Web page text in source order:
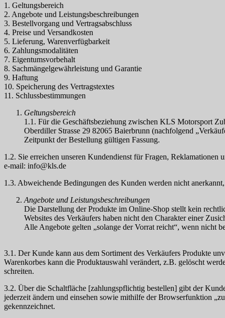
1. Geltungsbereich
2. Angebote und Leistungsbeschreibungen
3. Bestellvorgang und Vertragsabschluss
4. Preise und Versandkosten
5. Lieferung, Warenverfügbarkeit
6. Zahlungsmodalitäten
7. Eigentumsvorbehalt
8. Sachmängelgewährleistung und Garantie
9. Haftung
10. Speicherung des Vertragstextes
11. Schlussbestimmungen
Geltungsbereich
1.1. Für die Geschäftsbeziehung zwischen KLS Motorsport
Oberdiller Strasse 29 82065 Baierbrunn (nachfolgend
Zeitpunkt der Bestellung gültigen Fassung.
1.2. Sie erreichen unseren Kundendienst für Fragen,
e-mail: info@kls.de
1.3. Abweichende Bedingungen des Kunden werden nicht
Angebote und Leistungsbeschreibungen
Die Darstellung der Produkte im Online-Shop stellt kein
Websites des Verkäufers haben nicht den Charakter einer
Alle Angebote gelten „solange der Vorrat reicht“, wenn nicht
3.1. Der Kunde kann aus dem Sortiment des Verkäufers Produkte
Warenkorbes kann die Produktauswahl verändert, z.B. gelöscht
schreiten.
3.2. Über die Schaltfläche [zahlungspflichtig bestellen] gibt der
jederzeit ändern und einsehen sowie mithilfe der Browserfunktion
gekennzeichnet.